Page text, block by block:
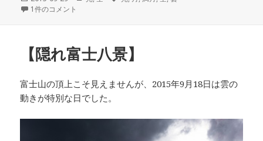
稿
【中秋の名月】超月 への
1件のコメント
【隠れ富士八景】
富士山の頂上こそ見えませんが、2015年9月18日は雲の
動きが特別な日でした。